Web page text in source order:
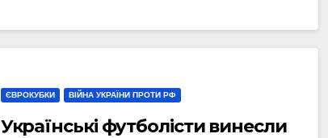
ЄВРОКУБКИ ВІЙНА УКРАЇНИ ПРОТИ РФ
Українські футболісти винесли